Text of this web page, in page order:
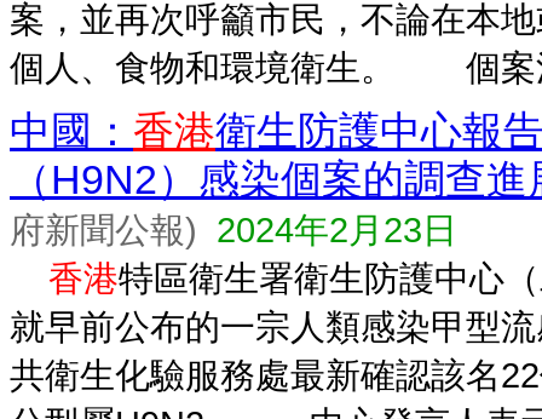
案，並再次呼籲市民，不論在本
個人、食物和環境衛生。 個案
中國： 香港衛生防護中心報
（H9N2）感染個案的調查進
府新聞公報) 2024年2月23日
香港特區衛生署衛生防護中心
就早前公布的一宗人類感染甲型
共衛生化驗服務處最新確認該名